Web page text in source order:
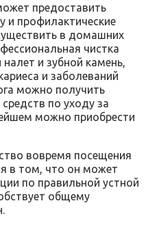
предоставить
и профилактические
в домашних
чистка
и зубной камень,
и заболеваний
можно получить
по уходу за
можно приобрести
вовремя посещения
в том, что он может
по правильной устной
общему